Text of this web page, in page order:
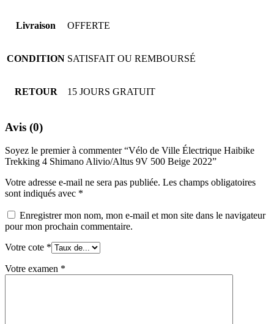
Livraison OFFERTE
CONDITION SATISFAIT OU REMBOURSÉ
RETOUR 15 JOURS GRATUIT
Avis (0)
Soyez le premier à commenter “Vélo de Ville Électrique Haibike
Trekking 4 Shimano Alivio/Altus 9V 500 Beige 2022”
Votre adresse e-mail ne sera pas publiée. Les champs obligatoires
sont indiqués avec *
Enregistrer mon nom, mon e-mail et mon site dans le navigateur
pour mon prochain commentaire.
Votre cote *
Votre examen *